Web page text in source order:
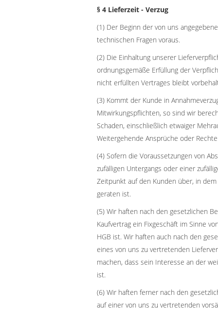
§ 4 Lieferzeit - Verzug
(1) Der Beginn der von uns
technischen Fragen voraus.
(2) Die Einhaltung unserer
ordnungsgemäße Erfüllung der
nicht erfüllten Vertrages bleibt
(3) Kommt der Kunde in
Mitwirkungspflichten, so sind wir
Schaden, einschließlich etwaiger
Weitergehende Ansprüche oder
(4) Sofern die Voraussetzungen von
zufälligen Untergangs oder einer
Zeitpunkt auf den Kunden über, in
geraten ist.
(5) Wir haften nach den gesetzlichen
Kaufvertrag ein Fixgeschäft im Sinne
HGB ist. Wir haften auch nach den
eines von uns zu vertretenden
machen, dass sein Interesse an der
ist.
(6) Wir haften ferner nach den
auf einer von uns zu vertretenden